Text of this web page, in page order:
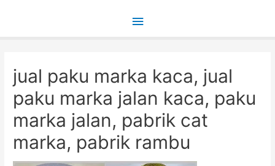
Main
jual paku marka kaca, jual
paku marka jalan kaca, paku
marka jalan, pabrik cat
marka, pabrik rambu